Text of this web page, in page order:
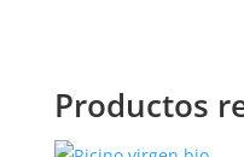
Productos